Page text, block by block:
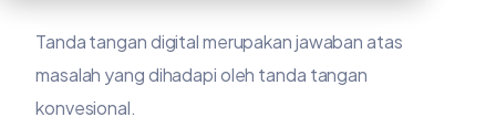
Tanda tangan digital merupakan jawaban atas
masalah yang dihadapi oleh tanda tangan
konvesional.